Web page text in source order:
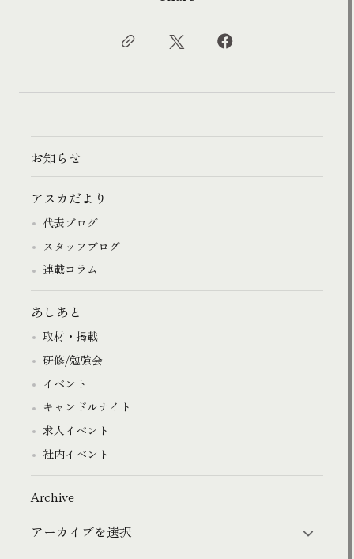
お知らせ
アスカだより
代表ブログ
スタッフブログ
連載コラム
あしあと
取材・掲載
研修/勉強会
イベント
キャンドルナイト
求人イベント
社内イベント
Archive